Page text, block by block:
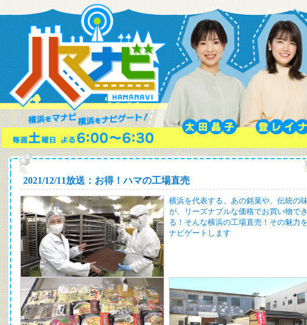
2021/12/11放送：お得！ハマの工場直売
横浜を代表する、あの銘菓や、伝統の
が、リーズナブルな価格でお買い物でき
る！そんな横浜の工場直売！その魅力を
ナビゲートします